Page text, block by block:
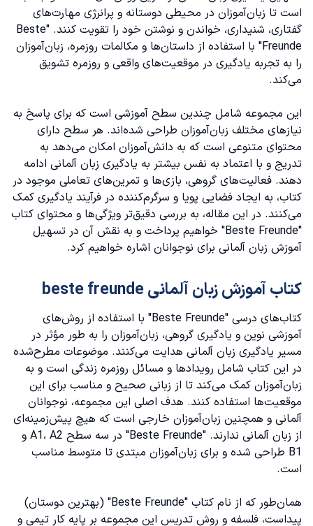
دانلود کتاب beste freunde A1.2
دانلود کتاب beste freunde A2.1
دانلود کتاب beste freunde A2.2
دانلود کتاب beste freunde B1.1
دانلود کتاب beste freunde B2.2
است تا زبان‌آموزان در محیطی دوستانه و پرانرژی مهارت‌های
گفتاری، شنیداری، خواندن و نوشتن خود را تقویت کنند. "Beste
Freunde" با استفاده از داستان‌ها و مکالمات روزمره، زبان‌آموزان
را به تجربه یادگیری در موقعیت‌های واقعی و روزمره تشویق
می‌کند.
این مجموعه شامل چندین سطح آموزشی است که برای پاسخ به
نیازهای مختلف زبان‌آموزان طراحی شده‌اند. هر سطح دارای
محتوای متنوعی است که به دانش‌آموزان امکان می‌دهد به
تدریج و با اعتماد به نفس بیشتر به یادگیری زبان آلمانی ادامه
دهند. فعالیت‌های گروهی، بازی‌ها و تمرین‌های تعاملی موجود در
کتاب، به ایجاد فضایی پویا و سرگرم‌کننده در فرآیند یادگیری کمک
می‌کنند. در این مقاله، به بررسی دقیق‌تر ویژگی‌ها و محتوای کتاب
"Beste Freunde" خواهیم پرداخت و به نقش آن در تسهیل
آموزش زبان آلمانی برای نوجوانان اشاره خواهیم کرد.
کتاب آموزش زبان آلمانی beste freunde
کتاب‌های درسی "Beste Freunde" با استفاده از روش‌های
آموزشی نوین و یادگیری گروهی، زبان‌آموزان را به طور مؤثر در
مسیر یادگیری زبان آلمانی هدایت می‌کنند. موضوعات مطرح‌شده
در این کتاب شامل رویدادها و مسائل روزمره زندگی است و به
زبان‌آموزان کمک می‌کند تا از زبانی صحیح و مناسب برای این
موقعیت‌ها استفاده کنند. هدف اصلی این مجموعه، نوجوانان
آلمانی و همچنین زبان‌آموزان خارجی است که هیچ پیش‌زمینه‌ای
از زبان آلمانی ندارند. "Beste Freunde" در سه سطح A1، A2 و
B1 طراحی شده و برای زبان‌آموزان مبتدی تا متوسط مناسب
است.
همان‌طور که از نام کتاب "Beste Freunde" (بهترین دوستان)
پیداست، فلسفه و روش تدریس این مجموعه بر پایه کار تیمی و